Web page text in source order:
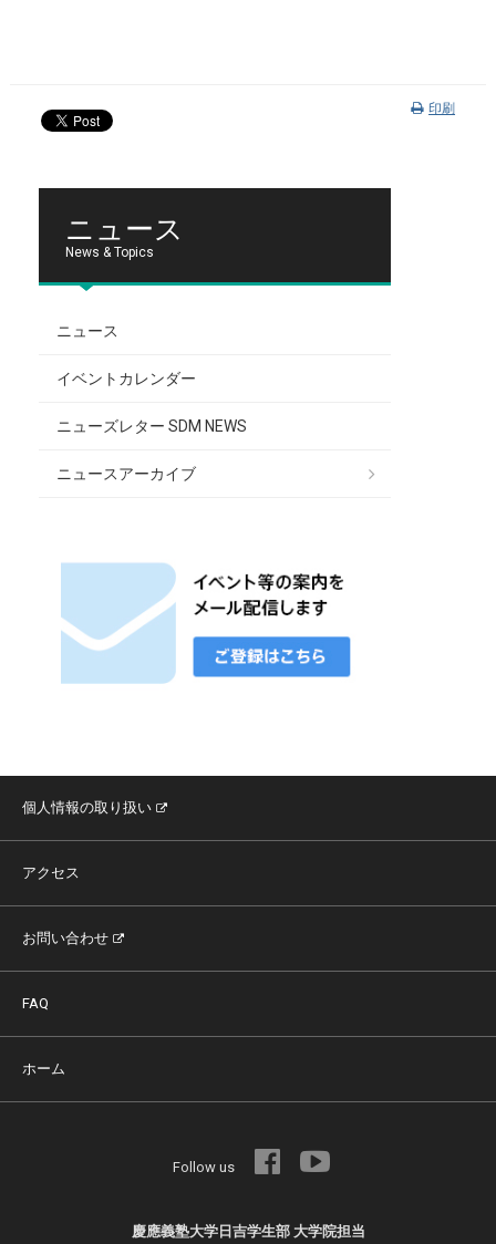
印刷
ニュース
News & Topics
ニュース
イベントカレンダー
ニューズレター SDM NEWS
ニュースアーカイブ
個人情報の取り扱い
アクセス
お問い合わせ
FAQ
ホーム
Follow us
慶應義塾大学日吉学生部 大学院担当